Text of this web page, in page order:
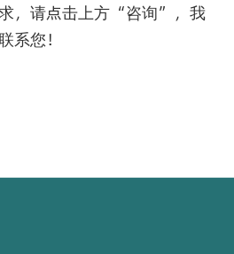
，请点击上方“咨询”，我
系您！